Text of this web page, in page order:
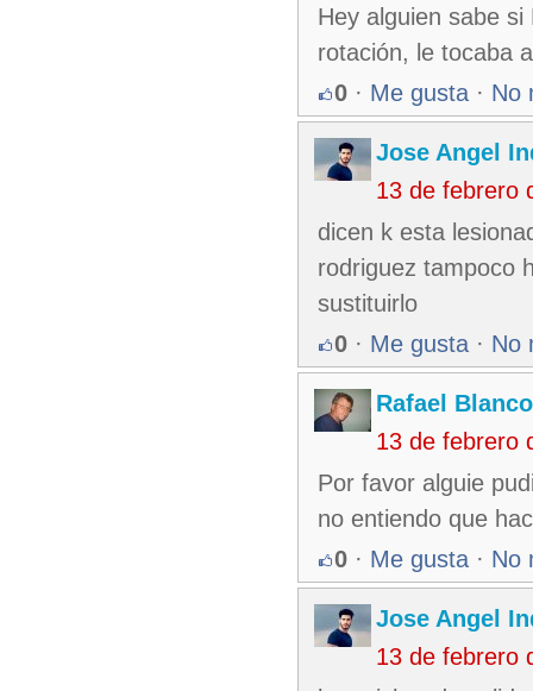
Hey alguien sabe
rotación, le tocaba
0 · Me gusta · No
Jose Angel
13 de febrero
dicen k esta
rodriguez tampoco
sustituirlo
0 · Me gusta · No
Rafael Blanco
13 de febrero
Por favor alguie
no entiendo que
0 · Me gusta · No
Jose Angel
13 de febrero